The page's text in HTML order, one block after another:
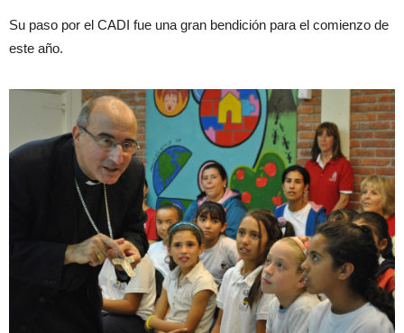
Su paso por el CADI fue una gran bendición para el comienzo de
este año.